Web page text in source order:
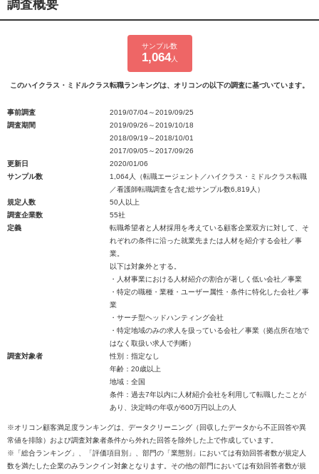
調査概要
サンプル数
1,064人
このハイクラス・ミドルクラス転職ランキングは、オリコンの以下の調査に基づいています。
事前調査
2019/07/04～2019/09/25
調査期間
2019/09/26～2019/10/18
2018/09/19～2018/10/01
2017/09/05～2017/09/26
更新日
2020/01/06
サンプル数
1,064人（転職エージェント／ハイクラス・ミドルクラス転職
／看護師転職調査を含む総サンプル数6,819人）
規定人数
50人以上
調査企業数
55社
定義
転職希望者と人材採用を考えている顧客企業双方に対して、そ
れぞれの条件に沿った就業先または人材を紹介する会社／事
業。
以下は対象外とする。
・人材事業における人材紹介の割合が著しく低い会社／事業
・特定の職種・業種・ユーザー属性・条件に特化した会社／事
業
・サーチ型ヘッドハンティング会社
・特定地域のみの求人を扱っている会社／事業（拠点所在地で
はなく取扱い求人で判断）
調査対象者
性別：指定なし
年齢：20歳以上
地域：全国
条件：過去7年以内に人材紹介会社を利用して転職したことが
あり、決定時の年収が600万円以上の人
※オリコン顧客満足度ランキングは、データクリーニング（回収したデータから不正回答や異
常値を排除）および調査対象者条件から外れた回答を除外した上で作成しています。
※「総合ランキング」、「評価項目別」、部門の「業態別」においては有効回答者数が規定人
数を満たした企業のみランクイン対象となります。その他の部門においては有効回答者数が規